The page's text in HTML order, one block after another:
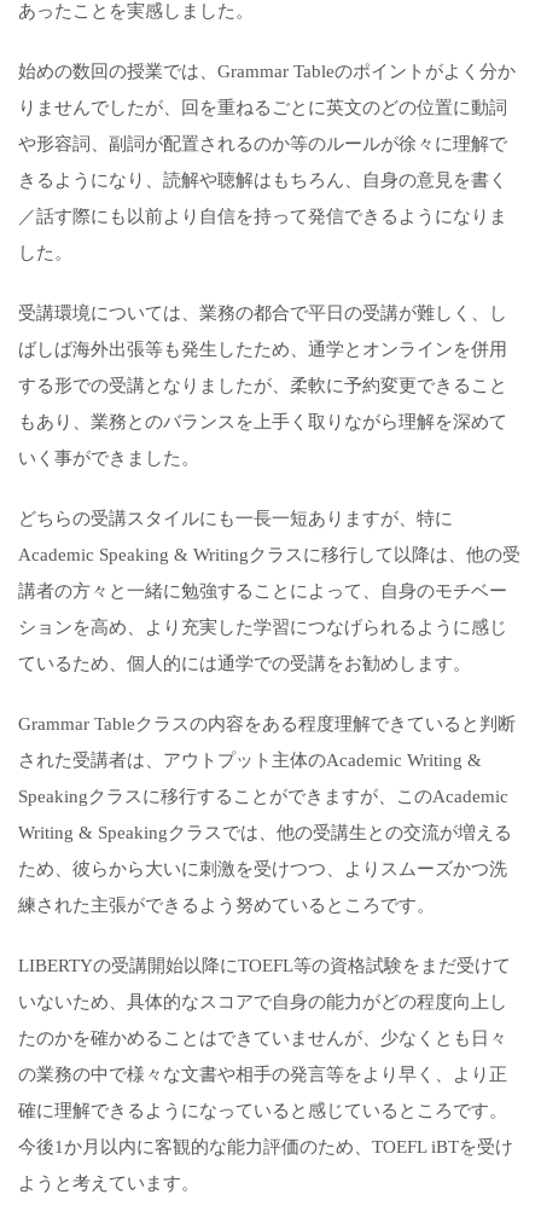
あったことを実感しました。
始めの数回の授業では、Grammar Tableのポイントがよく分か
りませんでしたが、回を重ねるごとに英文のどの位置に動詞
や形容詞、副詞が配置されるのか等のルールが徐々に理解で
きるようになり、読解や聴解はもちろん、自身の意見を書く
／話す際にも以前より自信を持って発信できるようになりま
した。
受講環境については、業務の都合で平日の受講が難しく、し
ばしば海外出張等も発生したため、通学とオンラインを併用
する形での受講となりましたが、柔軟に予約変更できること
もあり、業務とのバランスを上手く取りながら理解を深めて
いく事ができました。
どちらの受講スタイルにも一長一短ありますが、特に
Academic Speaking & Writingクラスに移行して以降は、他の受
講者の方々と一緒に勉強することによって、自身のモチベー
ションを高め、より充実した学習につなげられるように感じ
ているため、個人的には通学での受講をお勧めします。
Grammar Tableクラスの内容をある程度理解できていると判断
された受講者は、アウトプット主体のAcademic Writing &
Speakingクラスに移行することができますが、このAcademic
Writing & Speakingクラスでは、他の受講生との交流が増える
ため、彼らから大いに刺激を受けつつ、よりスムーズかつ洗
練された主張ができるよう努めているところです。
LIBERTYの受講開始以降にTOEFL等の資格試験をまだ受けて
いないため、具体的なスコアで自身の能力がどの程度向上し
たのかを確かめることはできていませんが、少なくとも日々
の業務の中で様々な文書や相手の発言等をより早く、より正
確に理解できるようになっていると感じているところです。
今後1か月以内に客観的な能力評価のため、TOEFL iBTを受け
ようと考えています。